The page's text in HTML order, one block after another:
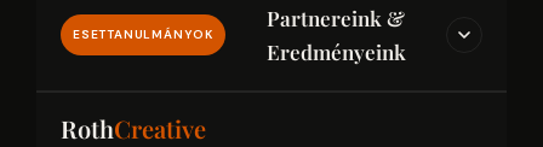
ESETTANULMÁNYOK
Partnereink &
Eredményeink
IPAR & JOG & PÉNZÜGY
RothCreative